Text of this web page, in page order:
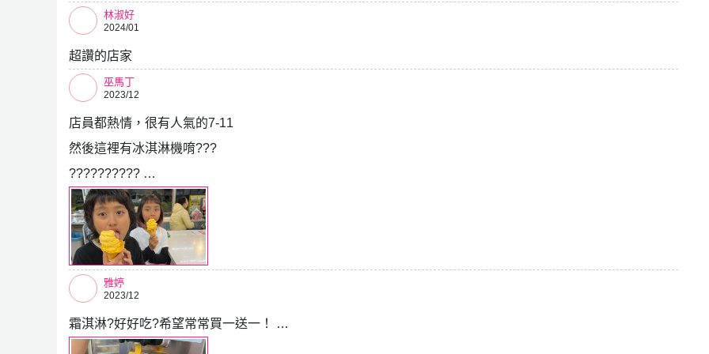
林淑好
2024/01
超讚的店家
巫馬丁
2023/12
店員都熱情，很有人氣的7-11
然後這裡有冰淇淋機唷???
?????????? …
雅婷
2023/12
霜淇淋?好好吃?希望常常買一送一！ …